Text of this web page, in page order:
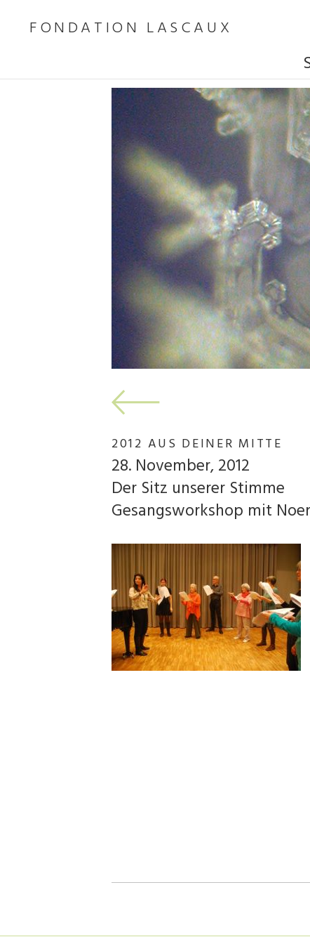
FONDATION LASCAUX
2012 AUS DEINER MITTE
28. November, 2012
Der Sitz unserer Stimme
Gesangsworkshop mit